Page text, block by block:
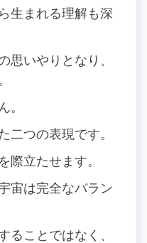
生まれる理解も深
思いやりとなり、
。
二つの表現です。
際立たせます。
宙は完全なバラン
ることではなく、